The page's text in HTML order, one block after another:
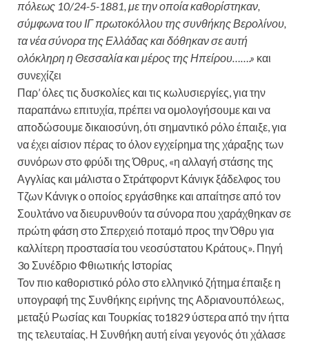
πόλεως 10/24-5-1881, με την οποία καθορίστηκαν,
σύμφωνα του ΙΓ πρωτοκόλλου της συνθήκης Βερολίνου,
τα νέα σύνορα της Ελλάδας και δόθηκαν σε αυτή
ολόκληρη η Θεσσαλία και μέρος της Ηπείρου…….» και
συνεχίζει
Παρ’ όλες τις δυσκολίες και τις κωλυσιεργίες, για την
παραπάνω επιτυχία, πρέπει να ομολογήσουμε και να
αποδώσουμε δικαιοσύνη, ότι σημαντικό ρόλο έπαιξε, για
να έχει αίσιον πέρας το όλον εγχείρημα της χάραξης των
συνόρων στο φρύδι της Όθρυς, «η αλλαγή στάσης της
Αγγλίας και μάλιστα ο Στράτφορντ Κάνιγκ ξάδελφος του
Τζων Κάνιγκ ο οποίος εργάσθηκε και απαίτησε από τον
Σουλτάνο να διευρυνθούν τα σύνορα που χαράχθηκαν σε
πρώτη φάση στο Σπερχειό ποταμό προς την Όθρυ για
καλλίτερη προστασία του νεοσύστατου Κράτους». Πηγή
3ο Συνέδριο Φθιωτικής Ιστορίας
Τον πιο καθοριστικό ρόλο στο ελληνικό ζήτημα έπαιξε η
υπογραφή της Συνθήκης ειρήνης της Αδριανουπόλεως,
μεταξύ Ρωσίας και Τουρκίας το1829 ύστερα από την ήττα
της τελευταίας. Η Συνθήκη αυτή είναι γεγονός ότι χάλασε